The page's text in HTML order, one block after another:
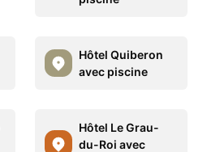
Hôtel Quiberon
avec piscine
Hôtel Le Grau-
du-Roi avec